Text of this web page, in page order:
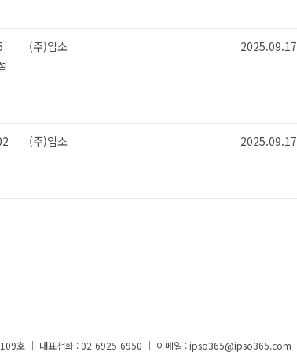
(주)입소 2025.09.17
(주)입소 2025.09.17
호 ｜ 대표전화 : 02-6925-6950 ｜ 이메일 : ipso365@ipso365.com